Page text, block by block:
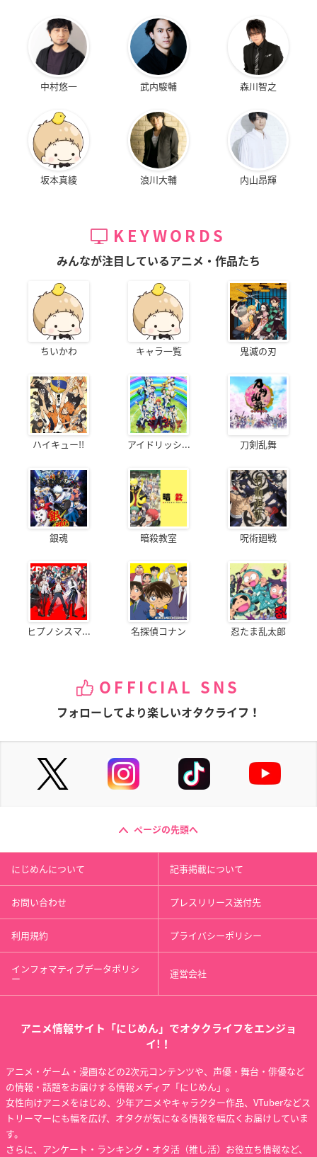
中村悠一 武内駿輔 森川智之
坂本真綾 浪川大輔 内山昂輝
KEYWORDS
みんなが注目しているアニメ・作品たち
ちいかわ キャラ一覧 鬼滅の刃
ハイキュー!! アイドリッシ... 刀剣乱舞
銀魂 暗殺教室 呪術廻戦
ヒプノシスマ... 名探偵コナン 忍たま乱太郎
OFFICIAL SNS
フォローしてより楽しいオタクライフ！
ページの先頭へ
にじめんについて 記事掲載について
お問い合わせ プレスリリース送付先
利用規約 プライバシーポリシー
インフォマティブデータポリシ
ー 運営会社
アニメ情報サイト「にじめん」でオタクライフをエンジョ
イ!！
アニメ・ゲーム・漫画などの2次元コンテンツや、声優・舞台・俳優など
の情報・話題をお届けする情報メディア「にじめん」。
女性向けアニメをはじめ、少年アニメやキャラクター作品、VTuberなどス
トリーマーにも幅を広げ、オタクが気になる情報を幅広くお届けしていま
す。
さらに、アンケート・ランキング・オタ活（推し活）お役立ち情報など、